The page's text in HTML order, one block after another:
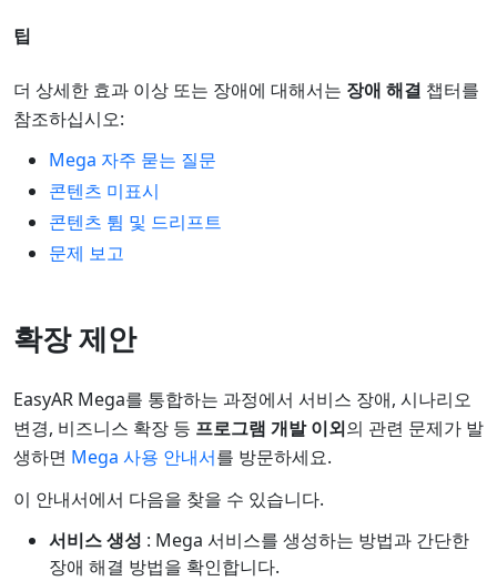
팁
더 상세한 효과 이상 또는 장애에 대해서는 장애 해결 챕터를
참조하십시오:
Mega 자주 묻는 질문
콘텐츠 미표시
콘텐츠 튐 및 드리프트
문제 보고
확장 제안
EasyAR Mega를 통합하는 과정에서 서비스 장애, 시나리오
변경, 비즈니스 확장 등 프로그램 개발 이외의 관련 문제가 발
생하면 Mega 사용 안내서를 방문하세요.
이 안내서에서 다음을 찾을 수 있습니다.
서비스 생성 : Mega 서비스를 생성하는 방법과 간단한
장애 해결 방법을 확인합니다.